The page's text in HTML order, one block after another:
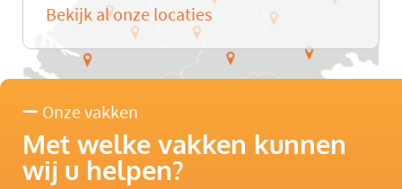
Bekijk al onze locaties
Onze vakken
Met welke vakken kunnen
wij u helpen?